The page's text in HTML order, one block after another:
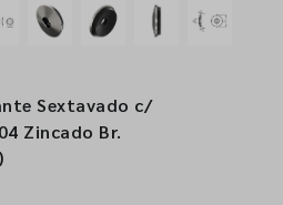
Sextavado c/
Zincado Br.